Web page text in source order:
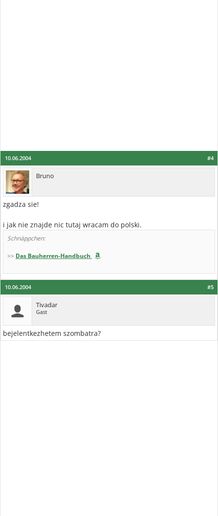
#4
10.06.2004
Bruno
zgadza sie!
i jak nie znajde nic tutaj wracam do polski.
Schnäppchen:
>> Das Bauherren-Handbuch
#5
10.06.2004
Tivadar
Gast
bejelentkezhetem szombatra?